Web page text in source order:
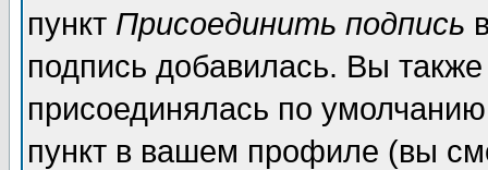
пункт Присоединить подпись
подпись добавилась. Вы
присоединялась по
пункт в вашем профиле (вы